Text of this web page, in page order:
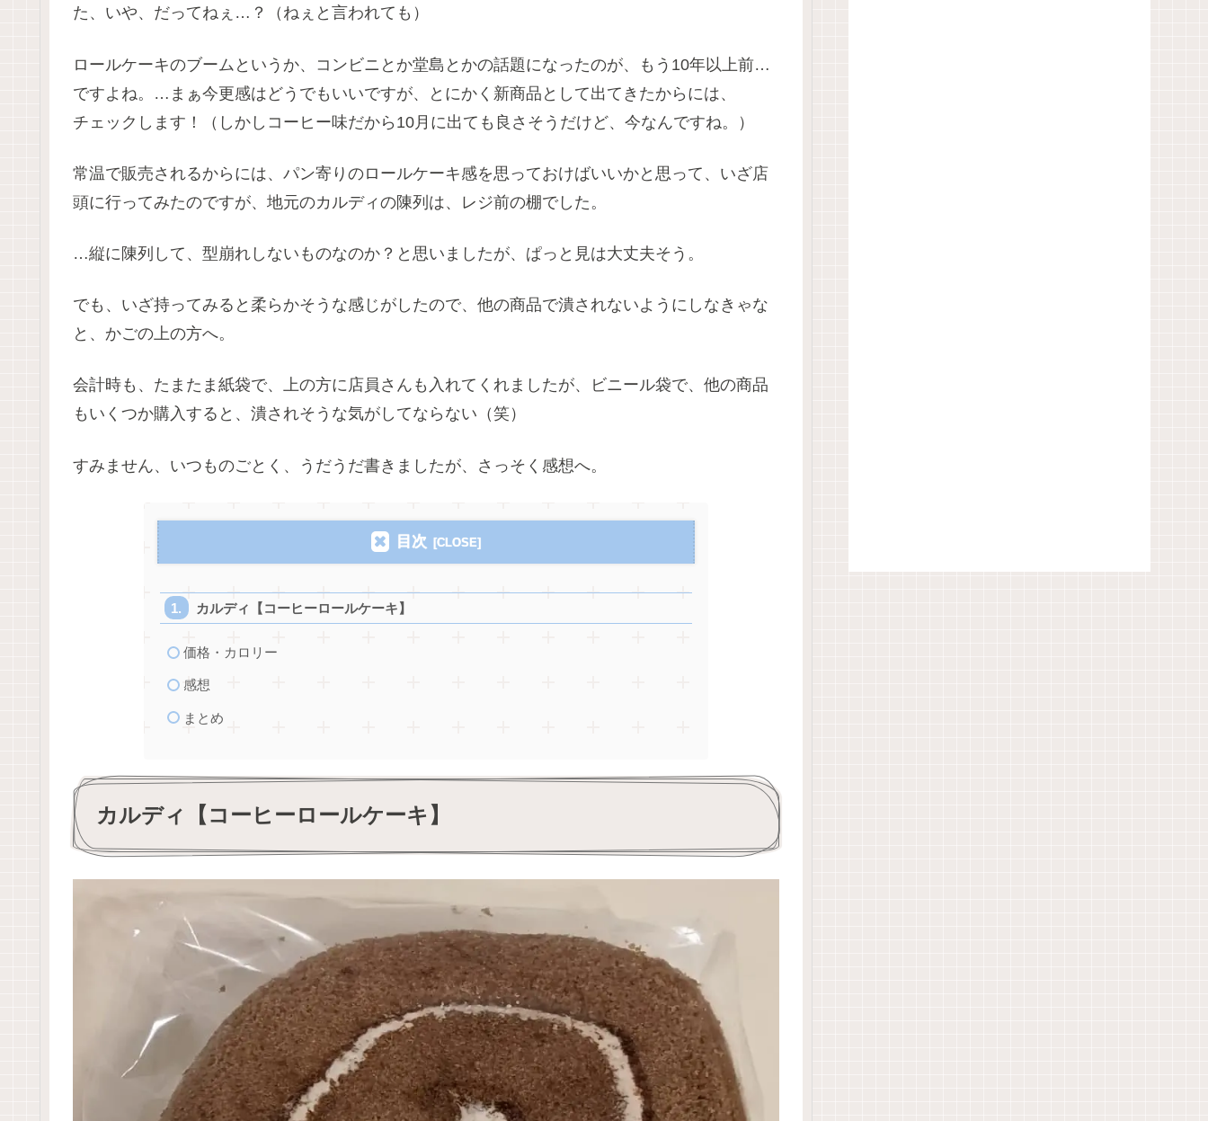
た、いや、だってねぇ…？（ねぇと言われても）
ロールケーキのブームというか、コンビニとか堂島とかの話題になったのが、もう10年以上前…
ですよね。…まぁ今更感はどうでもいいですが、とにかく新商品として出てきたからには、
チェックします！（しかしコーヒー味だから10月に出ても良さそうだけど、今なんですね。）
常温で販売されるからには、パン寄りのロールケーキ感を思っておけばいいかと思って、いざ店
頭に行ってみたのですが、地元のカルディの陳列は、レジ前の棚でした。
…縦に陳列して、型崩れしないものなのか？と思いましたが、ぱっと見は大丈夫そう。
でも、いざ持ってみると柔らかそうな感じがしたので、他の商品で潰されないようにしなきゃな
と、かごの上の方へ。
会計時も、たまたま紙袋で、上の方に店員さんも入れてくれましたが、ビニール袋で、他の商品
もいくつか購入すると、潰されそうな気がしてならない（笑）
すみません、いつものごとく、うだうだ書きましたが、さっそく感想へ。
目次
カルディ【コーヒーロールケーキ】
価格・カロリー
感想
まとめ
カルディ【コーヒーロールケーキ】